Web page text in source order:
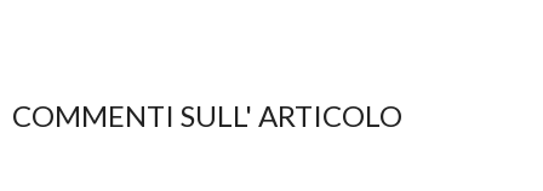
COMMENTI SULL' ARTICOLO